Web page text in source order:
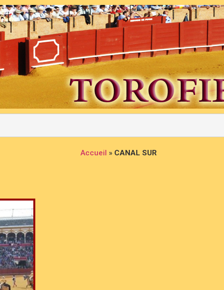
Accueil » CANAL SUR